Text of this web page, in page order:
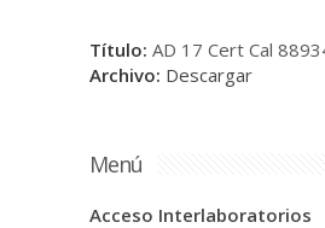
Título: AD 17 Cert Cal
Archivo: Descargar
Menú
Acceso Interlaboratorios